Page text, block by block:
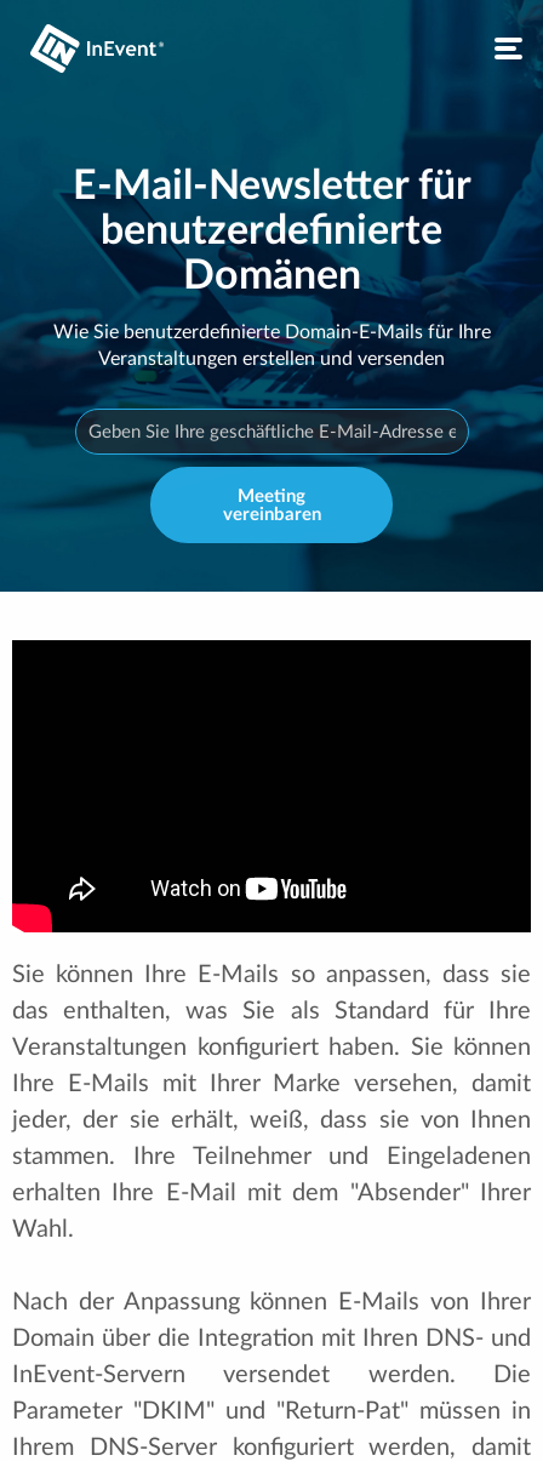
E-Mail-Newsletter für
benutzerdefinierte
Domänen
Wie Sie benutzerdefinierte Domain-E-Mails für Ihre
Veranstaltungen erstellen und versenden
Meeting
vereinbaren
Sie können Ihre E-Mails so anpassen, dass sie
das enthalten, was Sie als Standard für Ihre
Veranstaltungen konfiguriert haben. Sie können
Ihre E-Mails mit Ihrer Marke versehen, damit
jeder, der sie erhält, weiß, dass sie von Ihnen
stammen. Ihre Teilnehmer und Eingeladenen
erhalten Ihre E-Mail mit dem "Absender" Ihrer
Wahl.
Nach der Anpassung können E-Mails von Ihrer
Domain über die Integration mit Ihren DNS- und
InEvent-Servern versendet werden. Die
Parameter "DKIM" und "Return-Pat" müssen in
Ihrem DNS-Server konfiguriert werden, damit